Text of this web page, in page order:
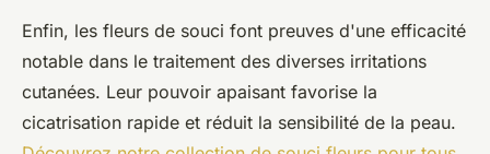
Enfin, les fleurs de souci font preuves d'une efficacité
notable dans le traitement des diverses irritations
cutanées. Leur pouvoir apaisant favorise la
cicatrisation rapide et réduit la sensibilité de la peau.